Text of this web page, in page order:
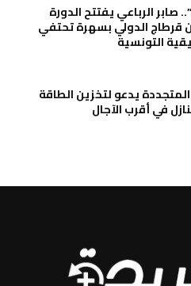
صابر الرباعي يفتتح الدورة
قرطاج الدولي بسهرة تحتفي
التونسية
يدعو لتخزين الطاقة
في أقرب الآجال